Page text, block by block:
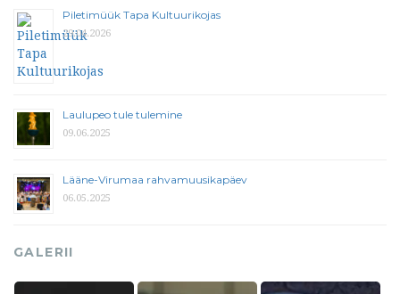
Piletimüük Tapa Kultuurikojas
29.04.2026
Laulupeo tule tulemine
09.06.2025
Lääne-Virumaa rahvamuusikapäev
06.05.2025
GALERII